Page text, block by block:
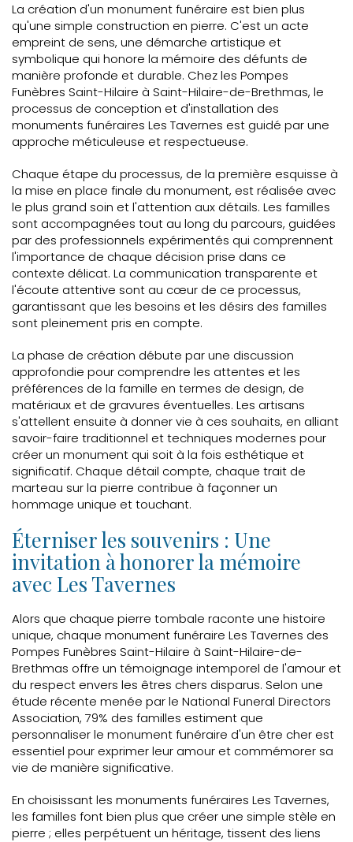
La création d'un monument funéraire est bien plus
qu'une simple construction en pierre. C'est un acte
empreint de sens, une démarche artistique et
symbolique qui honore la mémoire des défunts de
manière profonde et durable. Chez les Pompes
Funèbres Saint-Hilaire à Saint-Hilaire-de-Brethmas, le
processus de conception et d'installation des
monuments funéraires Les Tavernes est guidé par une
approche méticuleuse et respectueuse.
Chaque étape du processus, de la première esquisse à
la mise en place finale du monument, est réalisée avec
le plus grand soin et l'attention aux détails. Les familles
sont accompagnées tout au long du parcours, guidées
par des professionnels expérimentés qui comprennent
l'importance de chaque décision prise dans ce
contexte délicat. La communication transparente et
l'écoute attentive sont au cœur de ce processus,
garantissant que les besoins et les désirs des familles
sont pleinement pris en compte.
La phase de création débute par une discussion
approfondie pour comprendre les attentes et les
préférences de la famille en termes de design, de
matériaux et de gravures éventuelles. Les artisans
s'attellent ensuite à donner vie à ces souhaits, en alliant
savoir-faire traditionnel et techniques modernes pour
créer un monument qui soit à la fois esthétique et
significatif. Chaque détail compte, chaque trait de
marteau sur la pierre contribue à façonner un
hommage unique et touchant.
Éterniser les souvenirs : Une
invitation à honorer la mémoire
avec Les Tavernes
Alors que chaque pierre tombale raconte une histoire
unique, chaque monument funéraire Les Tavernes des
Pompes Funèbres Saint-Hilaire à Saint-Hilaire-de-
Brethmas offre un témoignage intemporel de l'amour et
du respect envers les êtres chers disparus. Selon une
étude récente menée par le National Funeral Directors
Association, 79% des familles estiment que
personnaliser le monument funéraire d'un être cher est
essentiel pour exprimer leur amour et commémorer sa
vie de manière significative.
En choisissant les monuments funéraires Les Tavernes,
les familles font bien plus que créer une simple stèle en
pierre ; elles perpétuent un héritage, tissent des liens